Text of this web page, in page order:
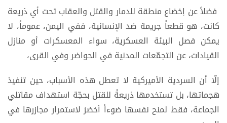
فضلاً عن إخضاع منطقة للدمار والقتل والعقاب تحت أي ذريعة
كانت، هو قطعاً جريمة ضد الإنسانية، ففي اليمن، عموماً، لا
يمكن فصل البيئة العسكرية، سواء المعسكرات أو منازل
القيادات، عن التجمّعات المدنية في الحواضر وفي القرى،
إلّا أن السردية الأميركية لا تعطل هذه الأسباب، حين تنفيذ
هجماتها، بل تستخدمها ذريعةً للقتل بحجّة استهداف مقاتلي
الجماعة، فقط لمنح نفسها ضوءاً أخضرَ لاستمرار مجازرها في